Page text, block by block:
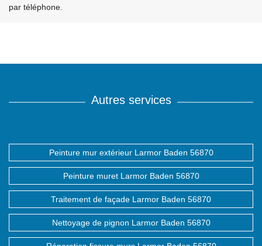
par téléphone.
Autres services
Peinture mur extérieur Larmor Baden 56870
Peinture muret Larmor Baden 56870
Traitement de façade Larmor Baden 56870
Nettoyage de pignon Larmor Baden 56870